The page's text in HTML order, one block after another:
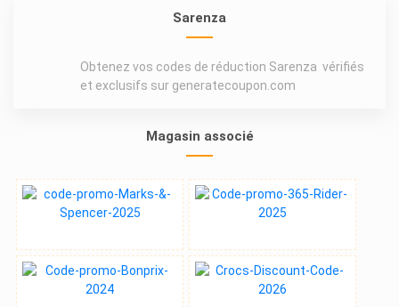
Sarenza
Obtenez vos codes de réduction Sarenza vérifiés
et exclusifs sur generatecoupon.com
Magasin associé